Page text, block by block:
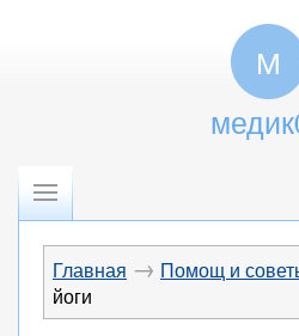
М
Главная → Помощ и
йоги